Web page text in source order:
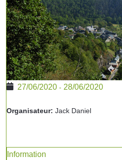
27/06/2020 - 28/06/2020
Organisateur: Jack Daniel
Information